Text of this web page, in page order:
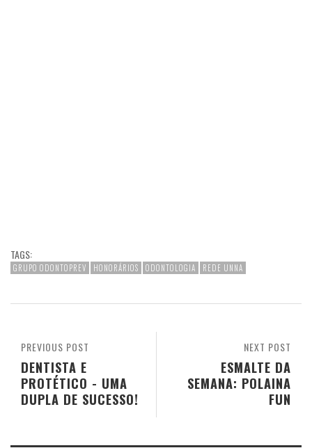
TAGS:
GRUPO ODONTOPREV HONORÁRIOS ODONTOLOGIA REDE UNNA
NEXT POST
ESMALTE DA
SEMANA: POLAINA
FUN
PREVIOUS POST
DENTISTA E
PROTÉTICO - UMA
DUPLA DE SUCESSO!